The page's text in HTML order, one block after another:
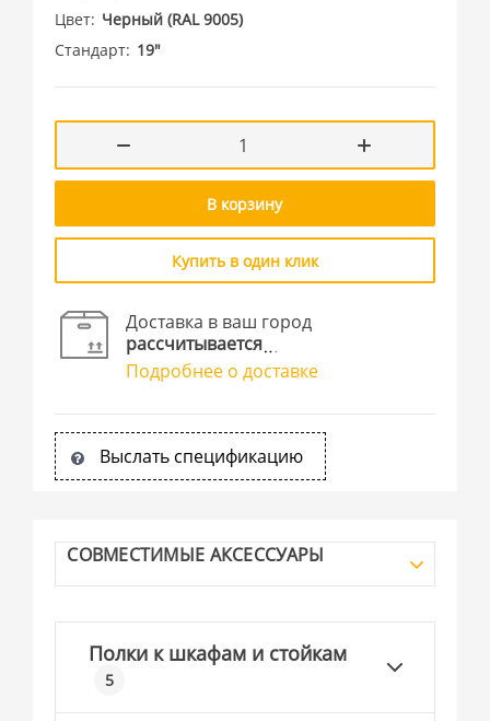
Цвет Черный (RAL 9005)
Стандарт 19"
В корзину
Купить в один клик
Доставка в ваш город
рассчитывается
Подробнее о доставке
Выслать спецификацию
СОВМЕСТИМЫЕ АКСЕССУАРЫ
Полки к шкафам и стойкам
5